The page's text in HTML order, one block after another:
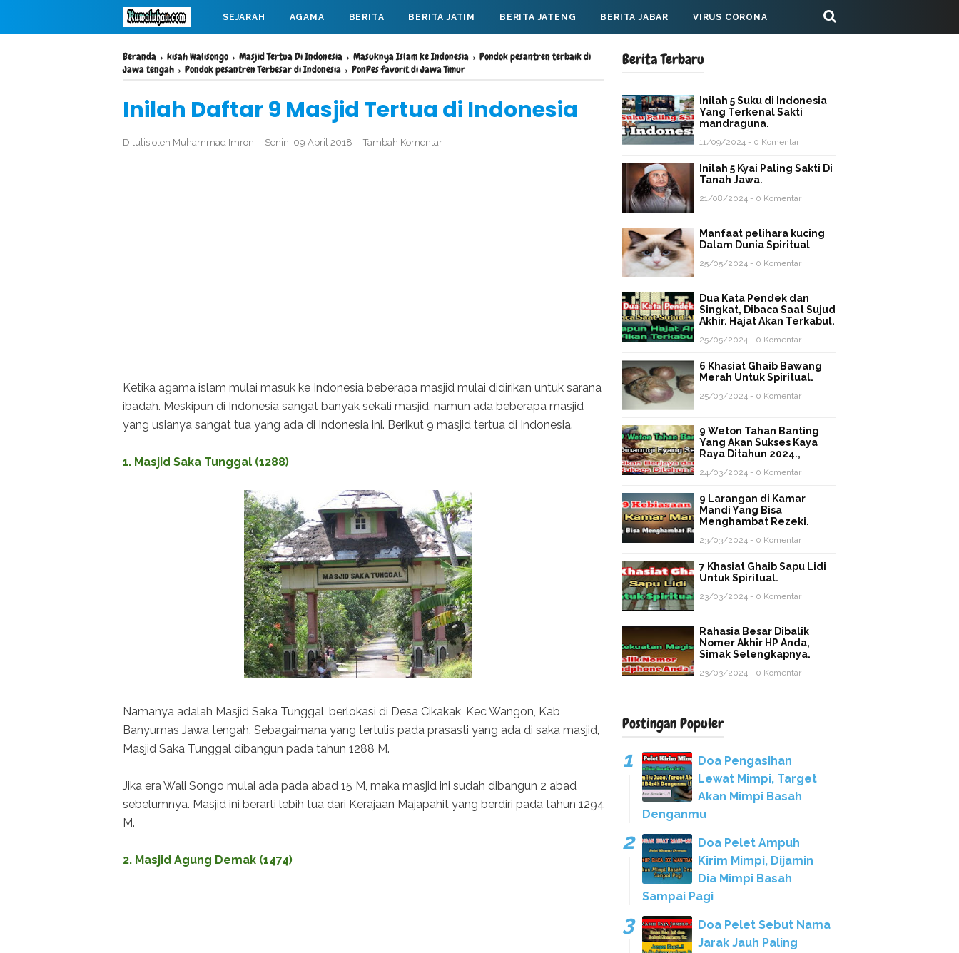
SEJARAH AGAMA BERITA BERITA JATIM BERITA JATENG BERITA JABAR VIRUS CORONA
MAHABARATA
Beranda › kisah Walisongo › Masjid Tertua Di Indonesia › Masuknya Islam ke Indonesia › Pondok pesantren terbaik di
Jawa tengah › Pondok pesantren Terbesar di Indonesia › PonPes favorit di Jawa Timur
Inilah Daftar 9 Masjid Tertua di Indonesia
Ditulis oleh Muhammad Imron Senin, 09 April 2018 Tambah Komentar
Ketika agama islam mulai masuk ke Indonesia beberapa masjid mulai didirikan untuk sarana
ibadah. Meskipun di Indonesia sangat banyak sekali masjid, namun ada beberapa masjid
yang usianya sangat tua yang ada di Indonesia ini. Berikut 9 masjid tertua di Indonesia.
1. Masjid Saka Tunggal (1288)
Namanya adalah Masjid Saka Tunggal, berlokasi di Desa Cikakak, Kec Wangon, Kab
Banyumas Jawa tengah. Sebagaimana yang tertulis pada prasasti yang ada di saka masjid,
Masjid Saka Tunggal dibangun pada tahun 1288 M.
Jika era Wali Songo mulai ada pada abad 15 M, maka masjid ini sudah dibangun 2 abad
sebelumnya. Masjid ini berarti lebih tua dari Kerajaan Majapahit yang berdiri pada tahun 1294
M.
2. Masjid Agung Demak (1474)
Berita Terbaru
Inilah 5 Suku di Indonesia
Yang Terkenal Sakti
mandraguna.
11/09/2024 - 0 Komentar
Inilah 5 Kyai Paling Sakti Di
Tanah Jawa.
21/08/2024 - 0 Komentar
Manfaat pelihara kucing
Dalam Dunia Spiritual
25/05/2024 - 0 Komentar
Dua Kata Pendek dan
Singkat, Dibaca Saat Sujud
Akhir. Hajat Akan Terkabul.
25/05/2024 - 0 Komentar
6 Khasiat Ghaib Bawang
Merah Untuk Spiritual.
25/03/2024 - 0 Komentar
9 Weton Tahan Banting
Yang Akan Sukses Kaya
Raya Ditahun 2024.,
24/03/2024 - 0 Komentar
9 Larangan di Kamar
Mandi Yang Bisa
Menghambat Rezeki.
23/03/2024 - 0 Komentar
7 Khasiat Ghaib Sapu Lidi
Untuk Spiritual.
23/03/2024 - 0 Komentar
Rahasia Besar Dibalik
Nomer Akhir HP Anda,
Simak Selengkapnya.
23/03/2024 - 0 Komentar
Postingan Populer
Doa Pengasihan
Lewat Mimpi, Target
Akan Mimpi Basah
Denganmu
Doa Pelet Ampuh
Kirim Mimpi, Dijamin
Dia Mimpi Basah
Sampai Pagi
Doa Pelet Sebut Nama
Jarak Jauh Paling